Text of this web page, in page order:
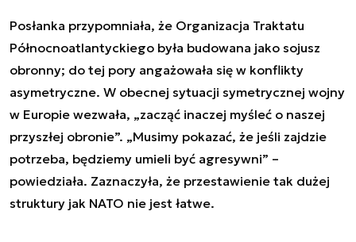
Posłanka przypomniała, że Organizacja Traktatu
Północnoatlantyckiego była budowana jako sojusz
obronny; do tej pory angażowała się w konflikty
asymetryczne. W obecnej sytuacji symetrycznej wojny
w Europie wezwała, „zacząć inaczej myśleć o naszej
przyszłej obronie”. „Musimy pokazać, że jeśli zajdzie
potrzeba, będziemy umieli być agresywni” –
powiedziała. Zaznaczyła, że przestawienie tak dużej
struktury jak NATO nie jest łatwe.